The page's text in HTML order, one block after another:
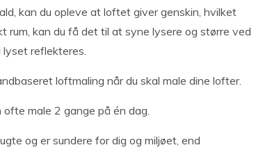
kan du opleve at loftet giver genskin, hvilket
rum, kan du få det til at syne lysere og større ved
lyset reflekteres.
loftmaling når du skal male dine lofter.
male 2 gange på én dag.
og er sundere for dig og miljøet, end